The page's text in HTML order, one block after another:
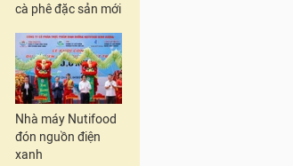
cà phê đặc sản mới
Nhà máy Nutifood
đón nguồn điện
xanh